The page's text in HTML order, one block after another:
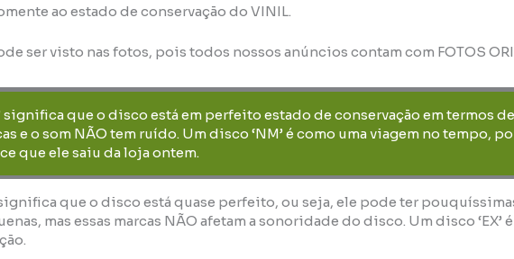
ao estado de conservação do VINIL.
ser visto nas fotos, pois todos nossos anúncios contam com FOTOS
significa que o disco está em perfeito estado de conservação em termos
e o som NÃO tem ruído. Um disco ‘NM’ é como uma viagem no tempo,
que ele saiu da loja ontem.
significa que o disco está quase perfeito, ou seja, ele pode ter
mas essas marcas NÃO afetam a sonoridade do disco. Um disco